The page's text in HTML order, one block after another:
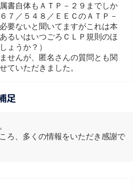
書自体もＡＴＰ－２９までしか
７／５４８／ＥＥＣのＡＴＰ－
要ないと聞いてますがこれは本
るいはいつごろＣＬＰ規則のほ
ょうか？）
せんが、匿名さんの質問とも関
ていただきました。
足
ろ、多くの情報をいただき感謝で